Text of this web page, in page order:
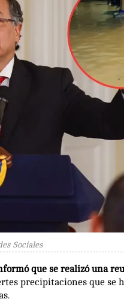
Sociales
que se realizó una
precipitaciones que se